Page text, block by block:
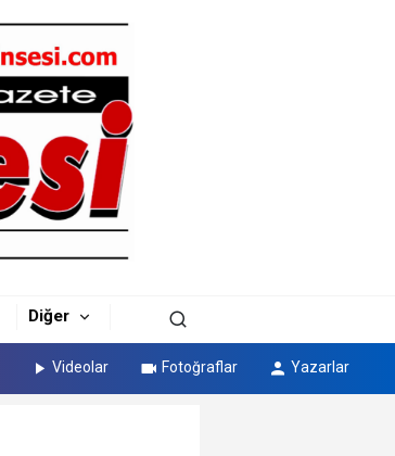
Diğer
Videolar Fotoğraflar Yazarlar